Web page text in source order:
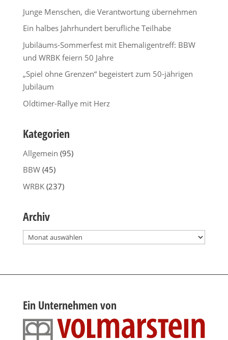
Junge Menschen, die Verantwortung übernehmen
Ein halbes Jahrhundert berufliche Teilhabe
Jubiläums-Sommerfest mit Ehemaligentreff: BBW
und WRBK feiern 50 Jahre
„Spiel ohne Grenzen“ begeistert zum 50-jährigen
Jubiläum
Oldtimer-Rallye mit Herz
Kategorien
Allgemein (95)
BBW(45)
WRBK(237)
Archiv
Archiv
Ein Unternehmen von